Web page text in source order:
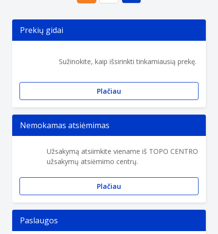
Prekių gidai
Sužinokite, kaip išsirinkti tinkamiausią prekę.
Plačiau
Nemokamas atsiėmimas
Užsakymą atsiimkite viename iš TOPO CENTRO
užsakymų atsiėmimo centrų.
Plačiau
Paslaugos